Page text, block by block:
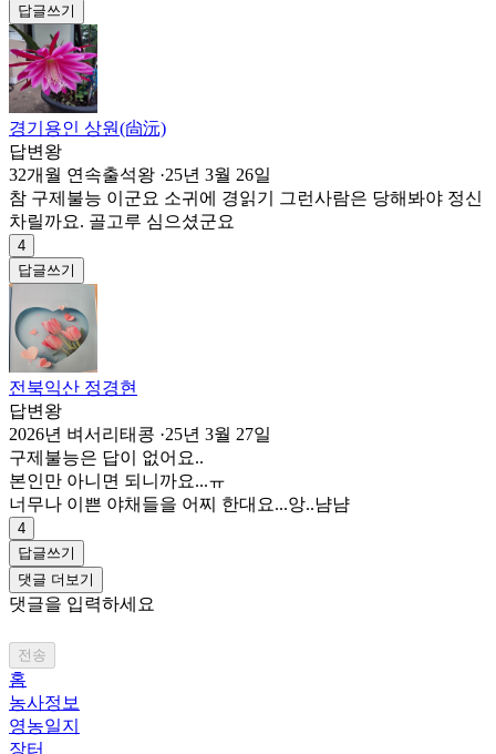
답글쓰기
경기용인 상원(尙沅)
답변왕
32개월 연속출석왕 ·25년 3월 26일
참 구제불능 이군요 소귀에 경읽기 그런사람은 당해봐야 정신
차릴까요. 골고루 심으셨군요
4
답글쓰기
전북익산 정경현
답변왕
2026년 벼서리태콩 ·25년 3월 27일
구제불능은 답이 없어요..
본인만 아니면 되니까요...ㅠ
너무나 이쁜 야채들을 어찌 한대요...앙..냠냠
4
답글쓰기
댓글 더보기
댓글을 입력하세요
전송
홈
농사정보
영농일지
장터